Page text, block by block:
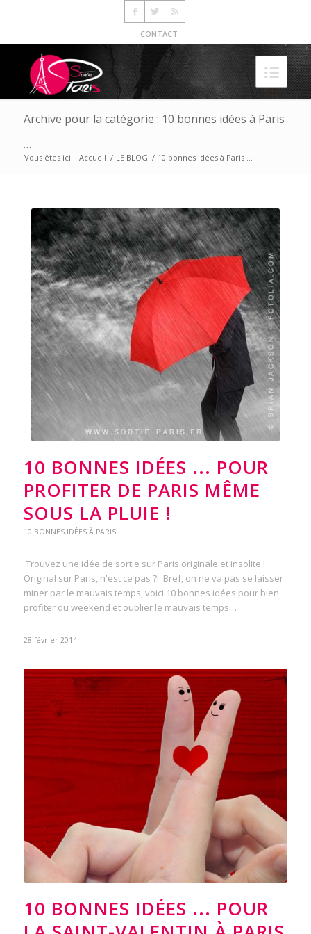
CONTACT
Archive pour la catégorie : 10 bonnes idées à Paris
…
Vous êtes ici : Accueil / LE BLOG / 10 bonnes idées à Paris ...
10 BONNES IDÉES ... POUR
PROFITER DE PARIS MÊME
SOUS LA PLUIE !
10 BONNES IDÉES À PARIS ...
Trouvez une idée de sortie sur Paris originale et insolite !
Original sur Paris, n'est ce pas ?! Bref, on ne va pas se laisser
miner par le mauvais temps, voici 10 bonnes idées pour bien
profiter du weekend et oublier le mauvais temps…
28 février 2014
10 BONNES IDÉES ... POUR